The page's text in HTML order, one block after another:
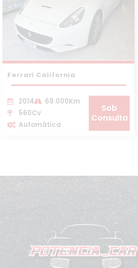
Ferrari California
2014
69.000Km
560Cv
Automática
Sob
Consulta